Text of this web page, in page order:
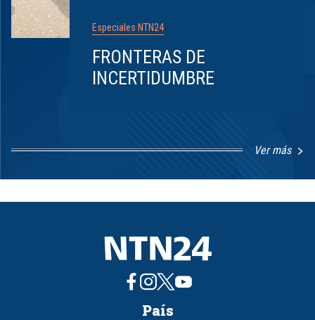
Especiales NTN24
FRONTERAS DE
INCERTIDUMBRE
Ver más
8
País